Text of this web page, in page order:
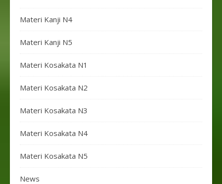
Materi Kanji N4
Materi Kanji N5
Materi Kosakata N1
Materi Kosakata N2
Materi Kosakata N3
Materi Kosakata N4
Materi Kosakata N5
News